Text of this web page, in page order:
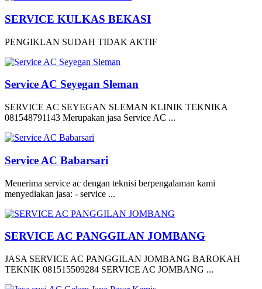
SERVICE KULKAS BEKASI
PENGIKLAN SUDAH TIDAK AKTIF
Service AC Seyegan Sleman
SERVICE AC SEYEGAN SLEMAN KLINIK TEKNIKA
081548791143 Merupakan jasa Service AC ...
Service AC Babarsari
Menerima service ac dengan teknisi berpengalaman kami
menyediakan jasa: - service ...
SERVICE AC PANGGILAN JOMBANG
JASA SERVICE AC PANGGILAN JOMBANG BAROKAH
TEKNIK 081515509284 SERVICE AC JOMBANG ...